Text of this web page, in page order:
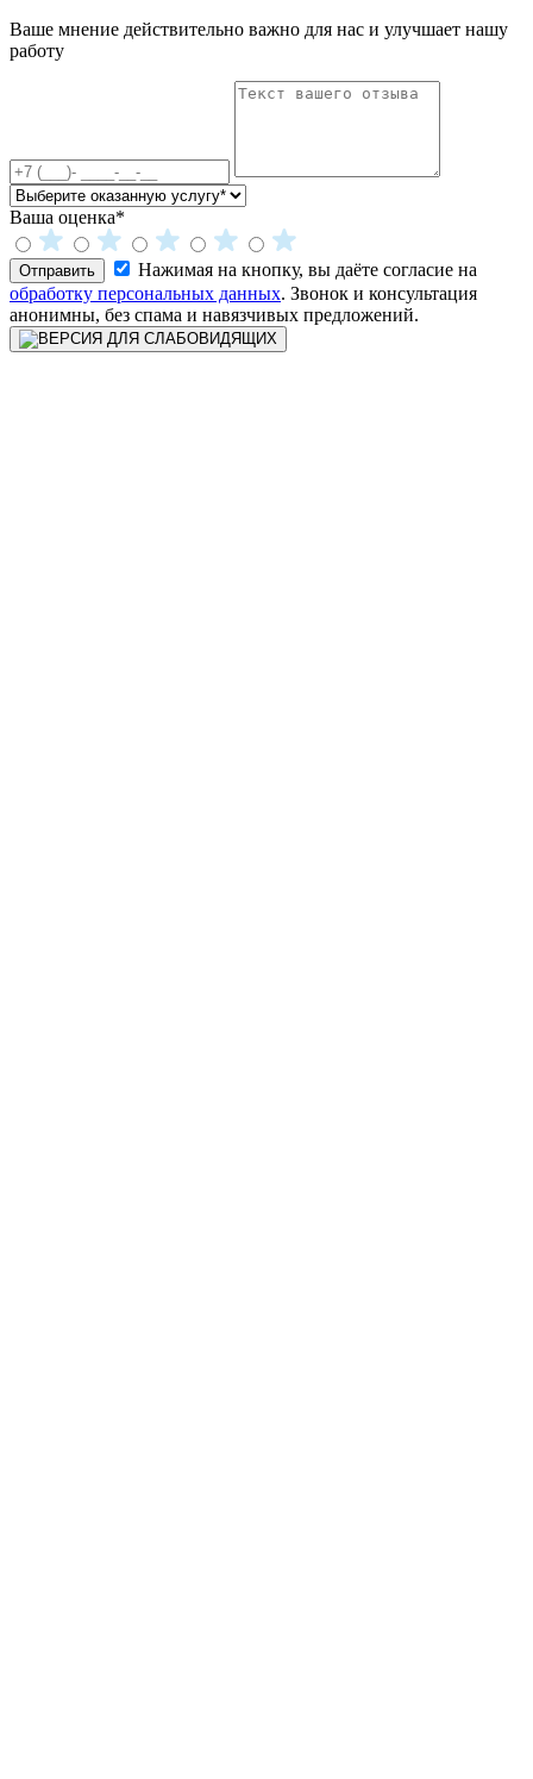
Ваше мнение действительно важно для нас и улучшает нашу
работу
Ваша оценка*
Отправить
Нажимая на кнопку, вы даёте согласие на
обработку персональных данных. Звонок и консультация
анонимны, без спама и навязчивых предложений.